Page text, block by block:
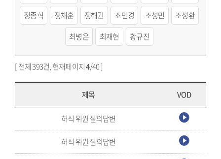
정종혁
정채훈 정해권 조민경 조성민
조성환
최병은
최재현 황규진
[ 전체 393건, 현재페이지4/40 ]
제목 VOD
허식 위원 질의답변
허식 위원 질의답변